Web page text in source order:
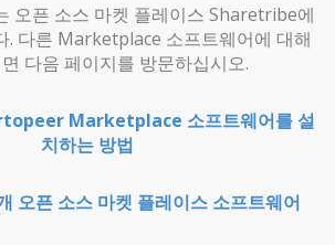
오픈 소스 마켓 플레이스 Sharetribe에
. 다른 Marketplace 소프트웨어에 대해
다음 페이지를 방문하십시오.
Marketplace 소프트웨어를 설
치하는 방법
오픈 소스 마켓 플레이스 소프트웨어